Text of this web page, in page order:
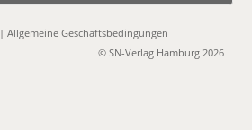
|Allgemeine Geschäftsbedingungen
© SN-Verlag Hamburg 2026